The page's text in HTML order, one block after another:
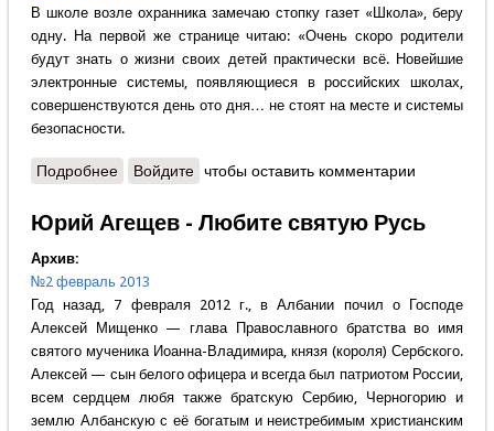
В школе возле охранника замечаю стопку газет «Школа», беру
одну. На первой же странице читаю: «Очень скоро родители
будут знать о жизни своих детей практически всё. Новейшие
электронные системы, появляющиеся в российских школах,
совершенствуются день ото дня… не стоят на месте и системы
безопасности.
Подробнеео Ирина Жежерун - Размышления о печати
Войдите чтобы оставить комментарии
Юрий Агещев - Любите святую Русь
Архив:
№2 февраль 2013
Год назад, 7 февраля 2012 г., в Албании почил о Господе
Алексей Мищенко — глава Православного братства во имя
святого мученика Иоанна-Владимира, князя (короля) Сербского.
Алексей — сын белого офицера и всегда был патриотом России,
всем сердцем любя также братскую Сербию, Черногорию и
землю Албанскую с её богатым и неистребимым христианским